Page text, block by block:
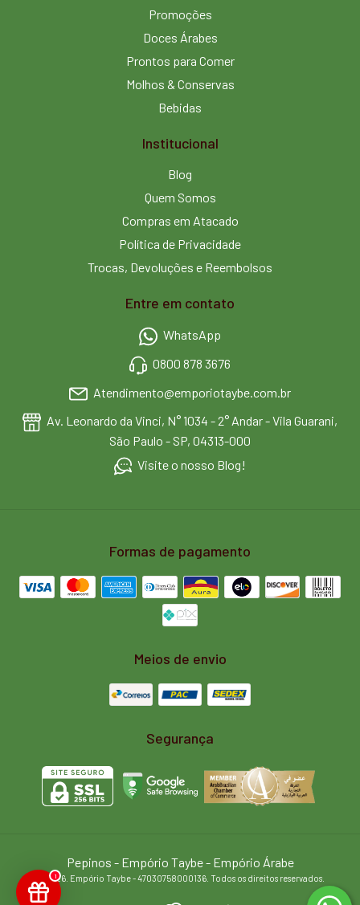
Promoções
Doces Árabes
Prontos para Comer
Molhos & Conservas
Bebidas
Institucional
Blog
Quem Somos
Compras em Atacado
Política de Privacidade
Trocas, Devoluções e Reembolsos
Entre em contato
WhatsApp
0800 878 3676
Atendimento@emporiotaybe.com.br
Av. Leonardo da Vinci, N° 1034 - 2° Andar - Vila Guarani,
São Paulo - SP, 04313-000
Visite o nosso Blog!
Formas de pagamento
Meios de envio
Segurança
Pepinos - Empório Taybe - Empório Árabe
©2026. Empório Taybe - 47030758000136. Todos os direitos reservados.
1